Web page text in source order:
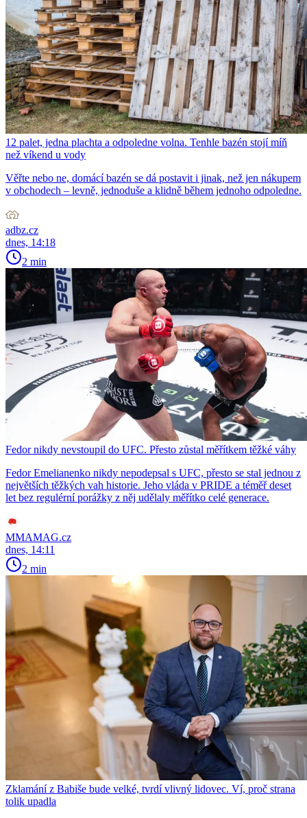
12 palet, jedna plachta a odpoledne volna. Tenhle bazén stojí míň
než víkend u vody
Věřte nebo ne, domácí bazén se dá postavit i jinak, než jen nákupem
v obchodech – levně, jednoduše a klidně během jednoho odpoledne.
adbz.cz
dnes, 14:18
2 min
Fedor nikdy nevstoupil do UFC. Přesto zůstal měřítkem těžké váhy
Fedor Emelianenko nikdy nepodepsal s UFC, přesto se stal jednou z
největších těžkých vah historie. Jeho vláda v PRIDE a téměř deset
let bez regulérní porážky z něj udělaly měřítko celé generace.
MMAMAG.cz
dnes, 14:11
2 min
Zklamání z Babiše bude velké, tvrdí vlivný lidovec. Ví, proč strana
tolik upadla